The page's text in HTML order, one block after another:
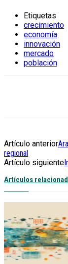
Etiquetas
crecimiento
economía
innovación
mercado
población
Artículo anterior
regional
Artículo siguiente
Artículos